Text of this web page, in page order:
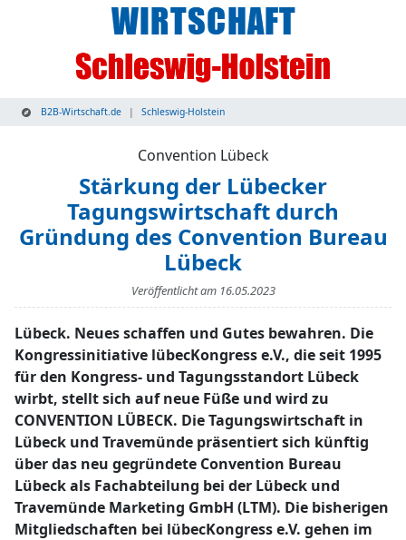
B2B-Wirtschaft.de Schleswig-Holstein
Convention Lübeck
Stärkung der Lübecker
Tagungswirtschaft durch
Gründung des Convention Bureau
Lübeck
Veröffentlicht am 16.05.2023
Lübeck. Neues schaffen und Gutes bewahren. Die
Kongressinitiative lübecKongress e.V., die seit 1995
für den Kongress- und Tagungsstandort Lübeck
wirbt, stellt sich auf neue Füße und wird zu
CONVENTION LÜBECK. Die Tagungswirtschaft in
Lübeck und Travemünde präsentiert sich künftig
über das neu gegründete Convention Bureau
Lübeck als Fachabteilung bei der Lübeck und
Travemünde Marketing GmbH (LTM). Die bisherigen
Mitgliedschaften bei lübecKongress e.V. gehen im